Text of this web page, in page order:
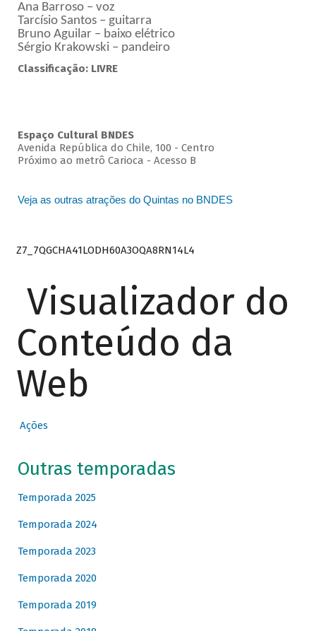
Ana Barroso – voz
Tarcísio Santos – guitarra
Bruno Aguilar – baixo elétrico
Sérgio Krakowski – pandeiro
Classificação: LIVRE
Espaço Cultural BNDES
Avenida República do Chile, 100 - Centro
Próximo ao metrô Carioca - Acesso B
Veja as outras atrações do Quintas no BNDES
Z7_7QGCHA41LODH60A3OQA8RN14L4
Visualizador do
Conteúdo da
Web
Ações
Outras temporadas
Temporada 2025
Temporada 2024
Temporada 2023
Temporada 2020
Temporada 2019